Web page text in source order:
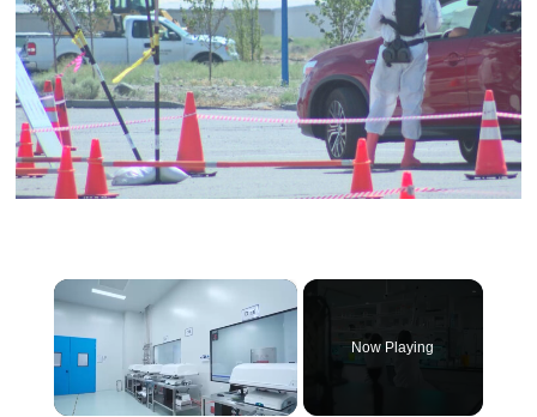
×
Now Playing